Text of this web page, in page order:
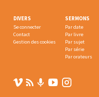
DIVERS
Se connecter
Contact
Gestion des cookies
SERMONS
Par date
Par livre
Par sujet
Par série
Par orateurs